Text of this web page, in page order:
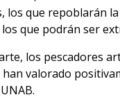
los que repoblarán
los que podrán ser
los pescadores
han valorado